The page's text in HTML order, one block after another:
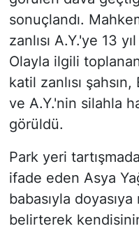
sonuçlandı.
zanlısı A.Y.'ye 13
Olayla ilgili
katil zanlısı
ve A.Y.'nin silahla
görüldü.
Park yeri
ifade eden Asya
babasıyla doyasıya
belirterek